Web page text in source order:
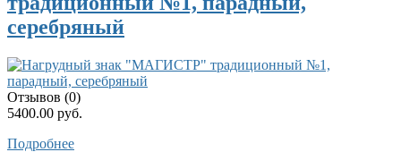
серебряный
Отзывов (0)
5400.00 руб.
Подробнее